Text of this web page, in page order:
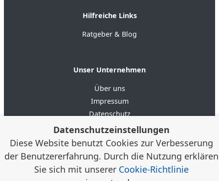
Hilfreiche Links
Ratgeber & Blog
Unser Unternehmen
Über uns
Impressum
Datenschutz
AGB
Google Bewertungen 4.6 ★★★★★
★★★★★ (20)
Datenschutzeinstellungen
Diese Website benutzt Cookies zur Verbesserung
der Benutzererfahrung. Durch die Nutzung erklären
Sie sich mit unserer Cookie-Richtlinie